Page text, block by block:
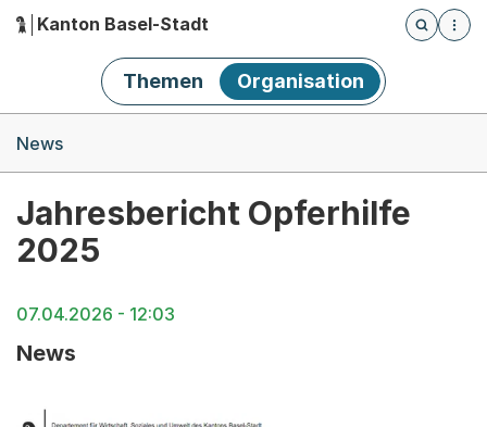
Hauptnavigation
Kanton Basel-Stadt
Öffnet
Themen Organisation
News
Jahresbericht Opferhilfe
2025
07.04.2026 - 12:03
News